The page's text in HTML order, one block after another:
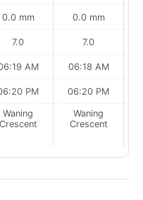
0.0 mm
7.0
AM
PM
Waning
Crescent
0.0 mm
7.0
06:18 AM
06:20 PM
Waning
Crescent